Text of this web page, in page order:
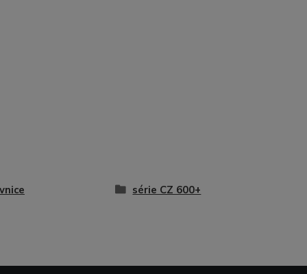
série CZ 600+